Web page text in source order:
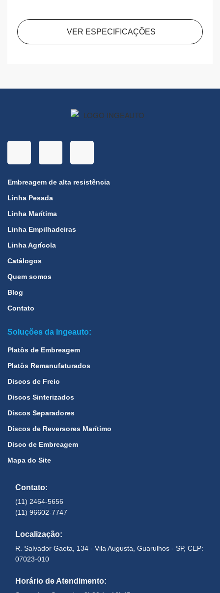
VER ESPECIFICAÇÕES
Embreagem de alta resistência
Linha Pesada
Linha Marítima
Linha Empilhadeiras
Linha Agrícola
Catálogos
Quem somos
Blog
Contato
Soluções da Ingeauto:
Platôs de Embreagem
Platôs Remanufaturados
Discos de Freio
Discos Sinterizados
Discos Separadores
Discos de Reversores Marítimo
Disco de Embreagem
Mapa do Site
Contato:
(11) 2464-5656
(11) 96602-7747
Localização:
R. Salvador Gaeta, 134 - Vila Augusta, Guarulhos - SP, CEP:
07023-010
Horário de Atendimento: